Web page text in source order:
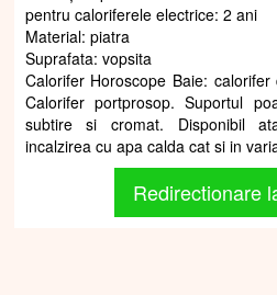
pentru caloriferele electrice: 2 ani
Material: piatra
Suprafata: vopsita
Calorifer Horoscope Baie:
Calorifer portprosop. Suportul
subtire si cromat. Disponibil
incalzirea cu apa calda cat si in
Redirectionare